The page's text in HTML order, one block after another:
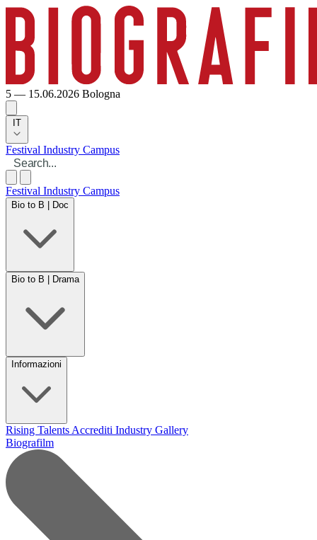
5 — 15.06.2026 Bologna
IT
Festival Industry Campus
Festival Industry Campus
Bio to B | Doc
Bio to B | Drama
Informazioni
Rising Talents Accrediti Industry Gallery
Biografilm